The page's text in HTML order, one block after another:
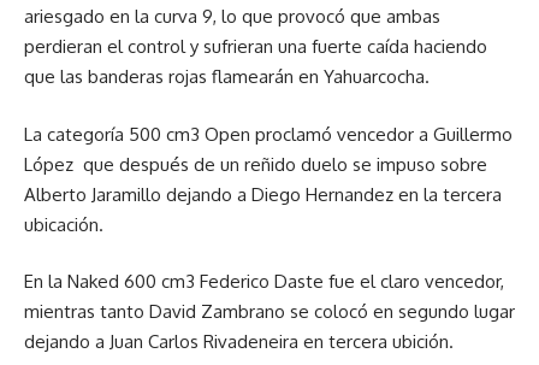
ariesgado en la curva 9, lo que provocó que ambas
perdieran el control y sufrieran una fuerte caída haciendo
que las banderas rojas flamearán en Yahuarcocha.
La categoría 500 cm3 Open proclamó vencedor a Guillermo
López que después de un reñido duelo se impuso sobre
Alberto Jaramillo dejando a Diego Hernandez en la tercera
ubicación.
En la Naked 600 cm3 Federico Daste fue el claro vencedor,
mientras tanto David Zambrano se colocó en segundo lugar
dejando a Juan Carlos Rivadeneira en tercera ubición.